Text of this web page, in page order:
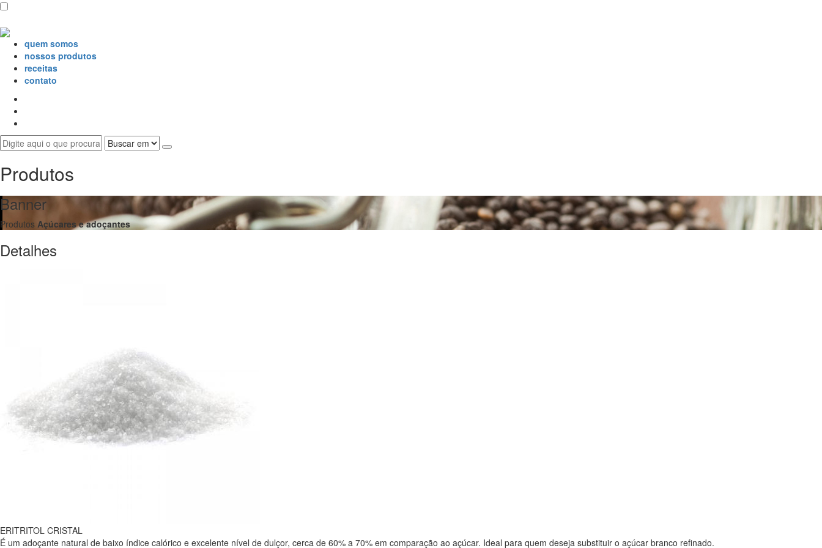
quem somos
nossos produtos
receitas
contato
Produtos
Banner
Produtos Açúcares e adoçantes
Detalhes
ERITRITOL CRISTAL
É um adoçante natural de baixo índice calórico e excelente nível de dulçor, cerca de 60% a 70% em comparação ao açúcar. Ideal para quem deseja substituir o açúcar branco refinado.